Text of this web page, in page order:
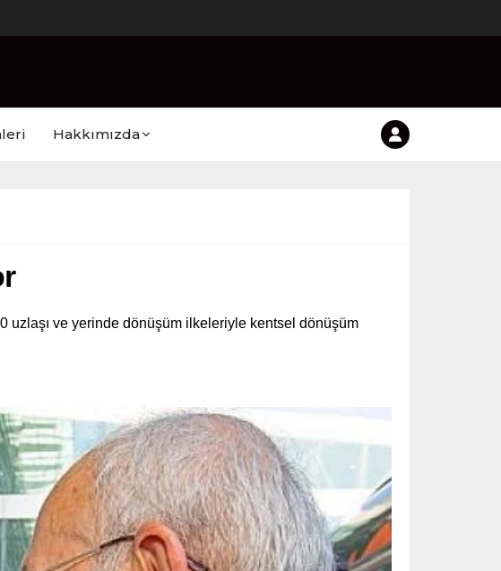
Hakkımızda
uzlaşı ve yerinde dönüşüm ilkeleriyle kentsel dönüşüm